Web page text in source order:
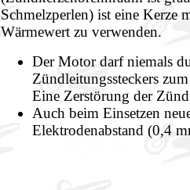
Schmelzperlen) ist eine Kerze
Wärmewert zu verwenden.
Der Motor darf niemals
Zündleitungssteckers
Eine Zerstörung der
Auch beim Einsetzen
Elektrodenabstand (0,4